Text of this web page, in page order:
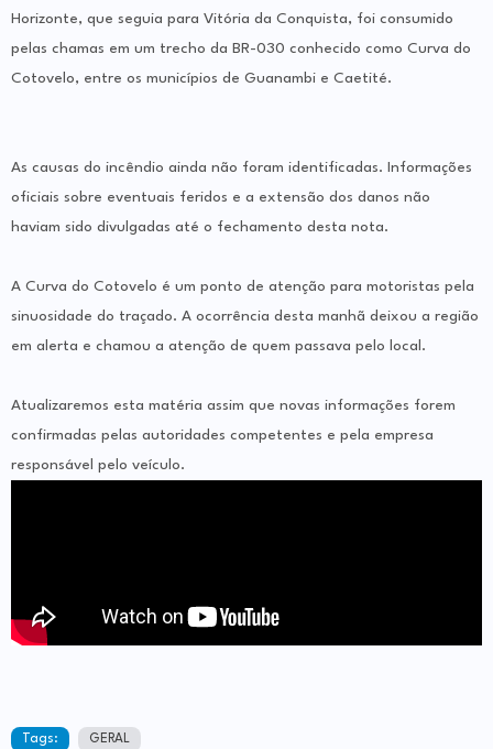
Horizonte, que seguia para Vitória da Conquista, foi consumido
pelas chamas em um trecho da BR-030 conhecido como Curva do
Cotovelo, entre os municípios de Guanambi e Caetité.
As causas do incêndio ainda não foram identificadas. Informações
oficiais sobre eventuais feridos e a extensão dos danos não
haviam sido divulgadas até o fechamento desta nota.
A Curva do Cotovelo é um ponto de atenção para motoristas pela
sinuosidade do traçado. A ocorrência desta manhã deixou a região
em alerta e chamou a atenção de quem passava pelo local.
Atualizaremos esta matéria assim que novas informações forem
confirmadas pelas autoridades competentes e pela empresa
responsável pelo veículo.
Tags: GERAL